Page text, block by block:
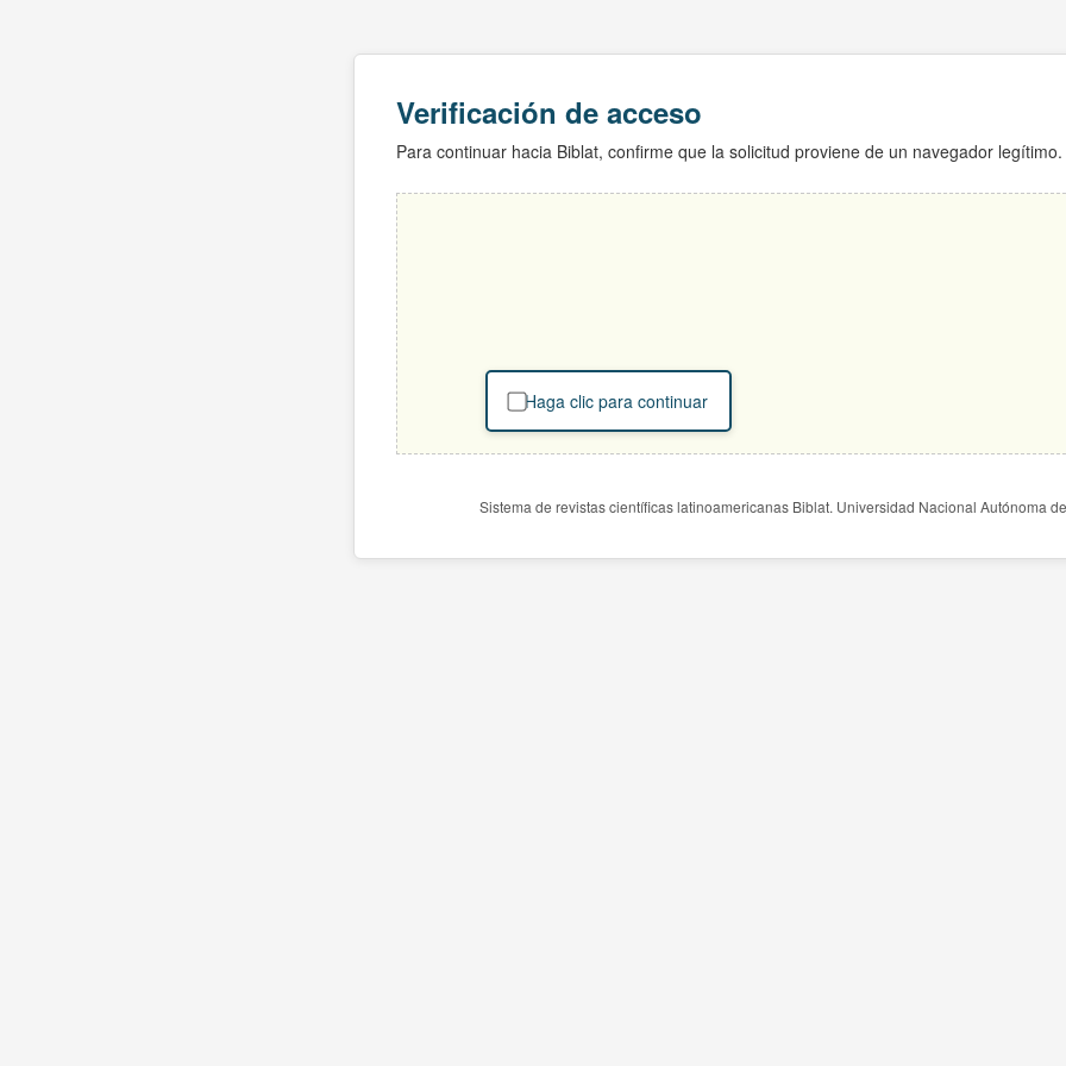
Verificación de acceso
Para continuar hacia Biblat, confirme que la solicitud proviene de un navegador legítimo.
Haga clic para continuar
Sistema de revistas científicas latinoamericanas Biblat. Universidad Nacional Autónoma